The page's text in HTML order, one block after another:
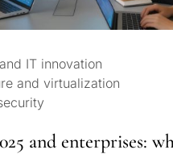
IT innovation
and virtualization
and enterprises: